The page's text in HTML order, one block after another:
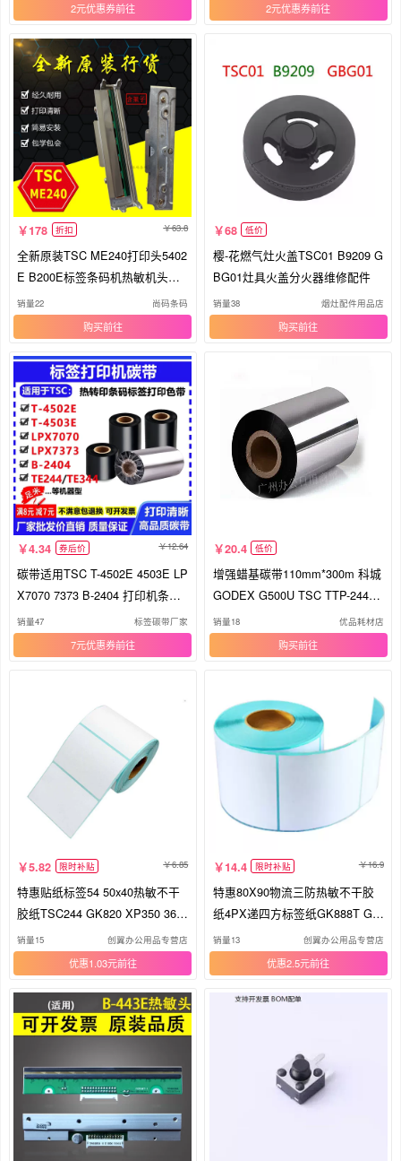
2元优惠券 2元优惠券
178 折扣 63.8
全新原装TSC ME240打印头5402
E B200E标签条码机热敏机头包
邮
销量22 尚码条码
购买
68 低价
樱-花燃气灶火盖TSC01 B9209 G
BG01灶具火盖分火器维修配件
销量38 烟灶配件用品店
购买
4.34 券后价 12.64
碳带适用TSC T-4502E 4503E LP
X7070 7373 B-2404 打印机条码
色带
销量47 标签碳带厂家
7元优惠券
20.4 低价
增强蜡基碳带110mm*300m 科城
GODEX G500U TSC TTP-244Pr
o B2404
销量18 优品耗材店
购买
5.82 限时补贴 6.85
特惠贴纸标签54 50x40热敏不干
胶纸TSC244 GK820 XP350 360
B 450B 460B 420B 470B 490B Z
D888TA打印纸
销量15 创翼办公用品专营店
优惠1.03元
14.4 限时补贴 16.9
特惠80X90物流三防热敏不干胶
纸4PX递四方标签纸GK888T GT
820 XP450B GP1324D DL888D
DL820D TSC244打印纸
销量13 创翼办公用品专营店
优惠2.5元